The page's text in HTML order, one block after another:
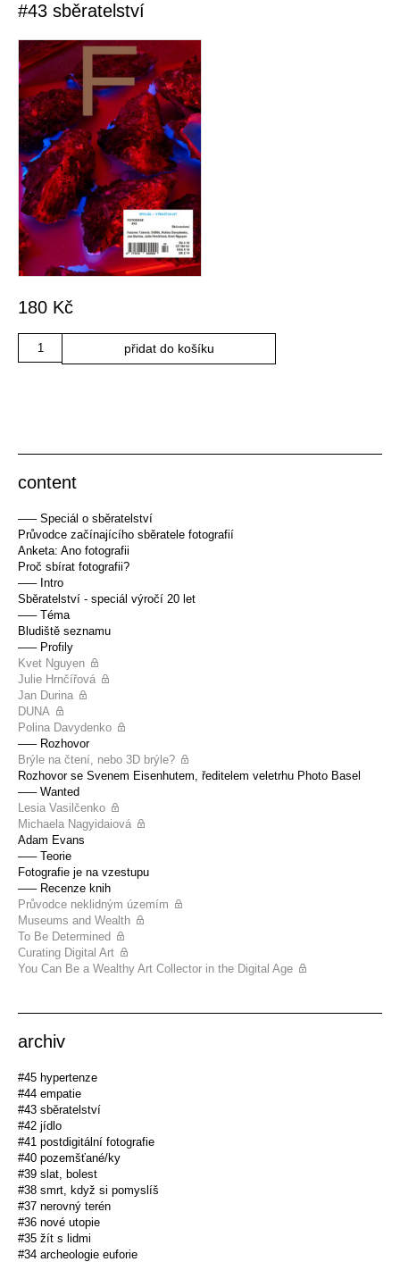
#43 sběratelství
180 Kč
přidat do košíku
content
––– Speciál o sběratelství
Průvodce začínajícího sběratele fotografií
Anketa: Ano fotografii
Proč sbírat fotografii?
––– Intro
Sběratelství - speciál výročí 20 let
––– Téma
Bludiště seznamu
––– Profily
Kvet Nguyen
Julie Hrnčířová
Jan Durina
DUNA
Polina Davydenko
––– Rozhovor
Brýle na čtení, nebo 3D brýle?
Rozhovor se Svenem Eisenhutem, ředitelem veletrhu Photo Basel
––– Wanted
Lesia Vasilčenko
Michaela Nagyidaiová
Adam Evans
––– Teorie
Fotografie je na vzestupu
––– Recenze knih
Průvodce neklidným územím
Museums and Wealth
To Be Determined
Curating Digital Art
You Can Be a Wealthy Art Collector in the Digital Age
archiv
#45 hypertenze
#44 empatie
#43 sběratelství
#42 jídlo
#41 postdigitální fotografie
#40 pozemšťané/ky
#39 slat, bolest
#38 smrt, když si pomyslíš
#37 nerovný terén
#36 nové utopie
#35 žít s lidmi
#34 archeologie euforie